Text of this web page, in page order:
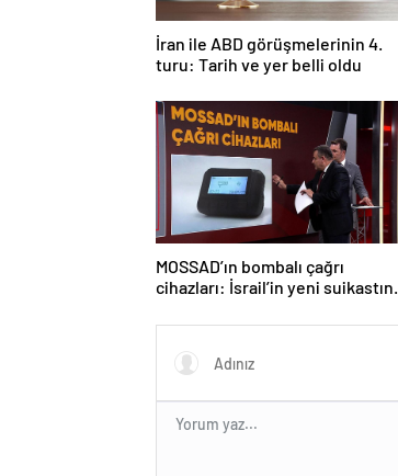
İran ile ABD görüşmelerinin 4.
turu: Tarih ve yer belli oldu
MOSSAD’ın bombalı çağrı
cihazları: İsrail’in yeni suikastını